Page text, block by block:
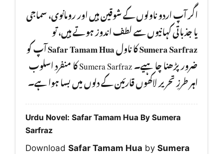
اگر آپ اردو ناولوں کے شوقین ہیں اور رومانوی، سماجی
یا جذباتی کہانیوں سے لطف اندوز ہوتے ہیں، تو
Sumera Sarfrazکا ناولSafar Tamam Huaآپ کو
ضرور پڑھنا چا ہیے۔ Sumera Sarfraz کا منفرد اسلوب
اہر طرزِ تحریر لاکھوں قارئین کے دلوں میں بسا ہوا ہے۔
Urdu Novel: Safar Tamam Hua By Sumera
Sarfraz
Download Safar Tamam Hua by Sumera